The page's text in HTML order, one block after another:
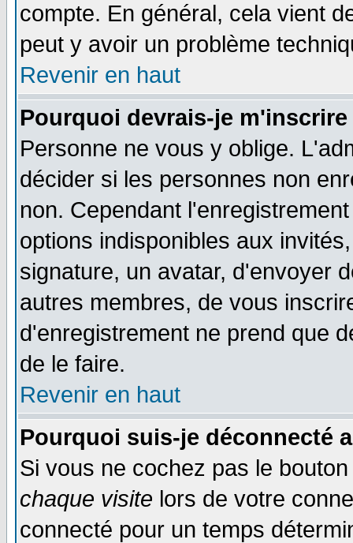
compte. En général, cela vient
peut y avoir un problème
Revenir en haut
Pourquoi devrais-je
Personne ne vous y oblige.
décider si les personnes non
non. Cependant
options indisponibles aux
signature, un avatar, d'envoyer
autres membres, de vous
d'enregistrement ne prend que
de le faire.
Revenir en haut
Pourquoi suis-je déconnecté
Si vous ne cochez pas le
chaque visite lors de votre
connecté pour un temps